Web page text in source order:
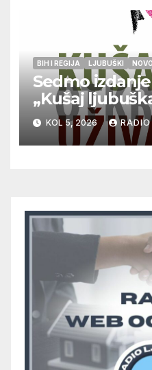
BIH I REGIJA LJUBUŠKI
Sedmo
„Kušaj
vrhunska vina,
glazbu
KOL 5, 2026